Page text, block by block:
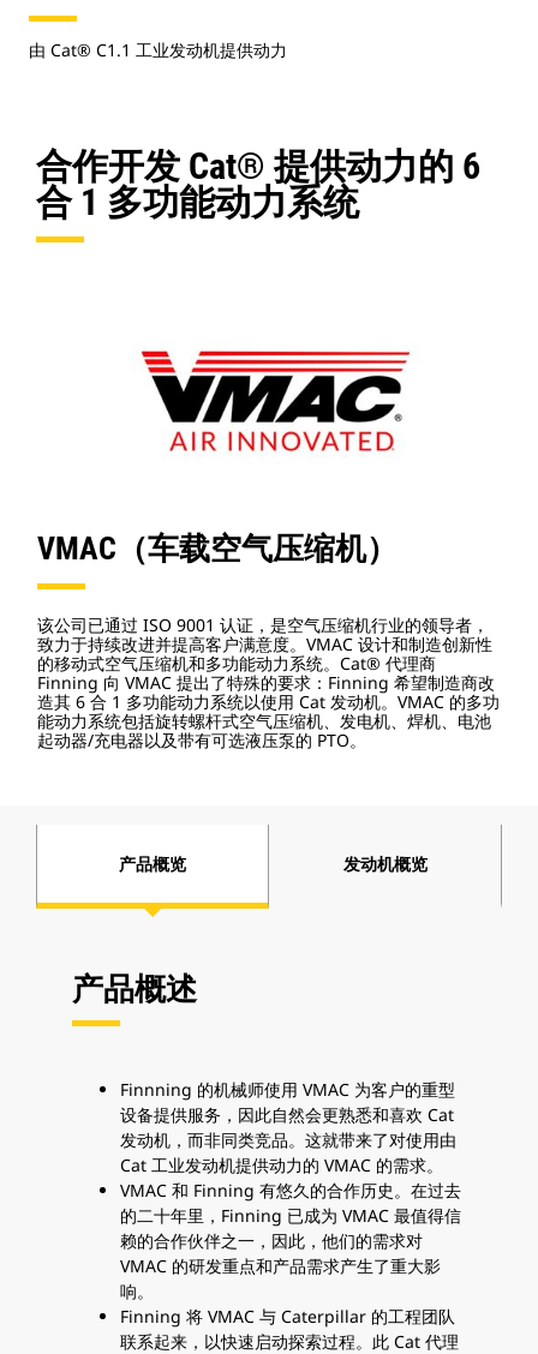
由 Cat® C1.1 工业发动机提供动力
合作开发 Cat® 提供动力的 6
合 1 多功能动力系统
VMAC（车载空气压缩机）
该公司已通过 ISO 9001 认证，是空气压缩机行业的领导者，
致力于持续改进并提高客户满意度。VMAC 设计和制造创新性
的移动式空气压缩机和多功能动力系统。Cat® 代理商
Finning 向 VMAC 提出了特殊的要求：Finning 希望制造商改
造其 6 合 1 多功能动力系统以使用 Cat 发动机。VMAC 的多功
能动力系统包括旋转螺杆式空气压缩机、发电机、焊机、电池
起动器/充电器以及带有可选液压泵的 PTO。
产品概览 发动机概览
产品概述
Finnning 的机械师使用 VMAC 为客户的重型
设备提供服务，因此自然会更熟悉和喜欢 Cat
发动机，而非同类竞品。这就带来了对使用由
Cat 工业发动机提供动力的 VMAC 的需求。
VMAC 和 Finning 有悠久的合作历史。在过去
的二十年里，Finning 已成为 VMAC 最值得信
赖的合作伙伴之一，因此，他们的需求对
VMAC 的研发重点和产品需求产生了重大影
响。
Finning 将 VMAC 与 Caterpillar 的工程团队
联系起来，以快速启动探索过程。此 Cat 代理